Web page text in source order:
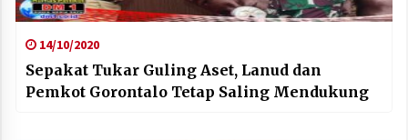
14/10/2020
Sepakat Tukar Guling Aset, Lanud dan
Pemkot Gorontalo Tetap Saling Mendukung